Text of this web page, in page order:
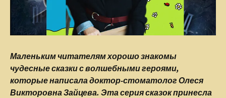
Маленьким читателям хорошо знакомы
чудесные сказки с волшебными героями,
которые написала доктор-стоматолог Олеся
Викторовна Зайцева. Эта серия сказок принесла